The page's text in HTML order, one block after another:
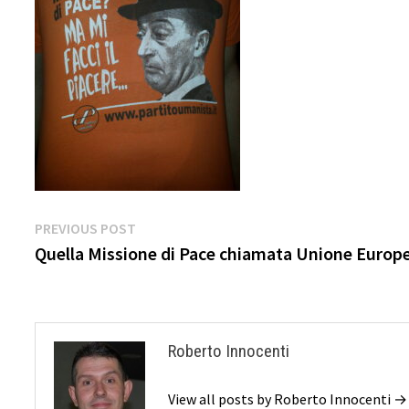
Navigazione
articoli
PREVIOUS POST
post:
Quella Missione di Pace chiamata Unione
Roberto Innocenti
View all posts by Roberto Innocenti →